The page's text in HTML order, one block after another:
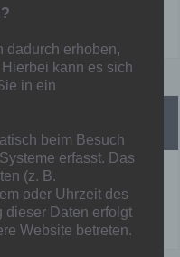
erhoben,
kann es sich
in ein
beim Besuch
erfasst. Das
(z. B.
oder Uhrzeit des
dieser Daten erfolgt
Website betreten.